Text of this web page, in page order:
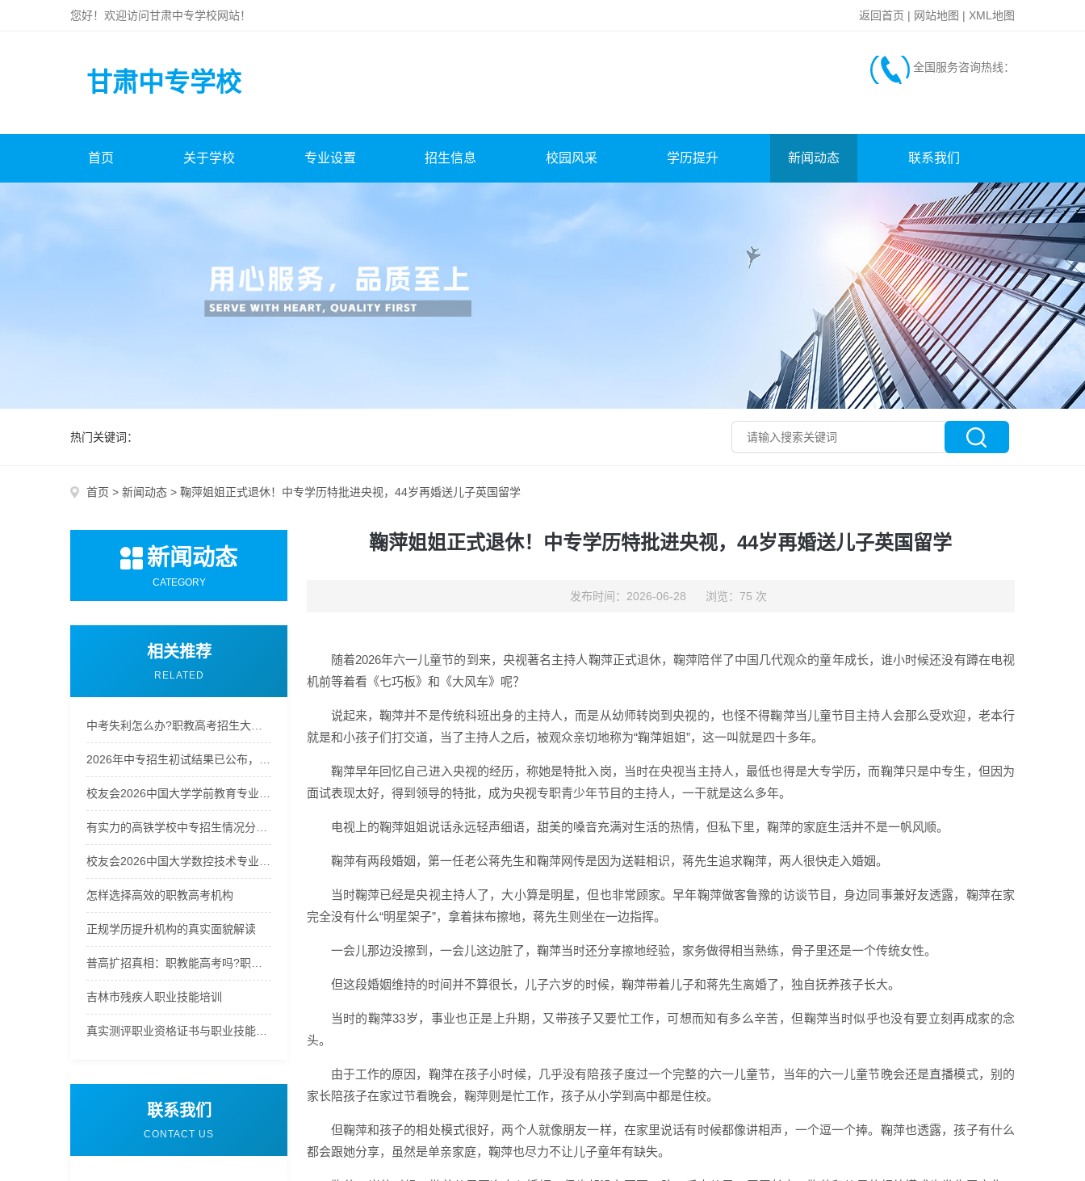
您好！欢迎访问甘肃中专学校网站！ 返回首页 | 网站地图 | XML地图
甘肃中专学校
全国服务咨询热线：
首页 关于学校 专业设置 招生信息 校园风采 学历提升 新闻动态 联系我们
热门关键词：
首页 > 新闻动态 > 鞠萍姐姐正式退休！中专学历特批进央视，44岁再婚送儿子英国留学
新闻动态
CATEGORY
相关推荐
RELATED
怎样选择高效的职教高考机构
正规学历提升机构的真实面貌解读
吉林市残疾人职业技能培训
联系我们
CONTACT US
鞠萍姐姐正式退休！中专学历特批进央视，44岁再婚送儿子英国留学
发布时间：2026-06-28 浏览：75 次
随着2026年六一儿童节的到来，央视著名主持人鞠萍正式退休，鞠萍陪伴了中国几代观众的童年成长，谁小时候还没有蹲在电视
机前等着看《七巧板》和《大风车》呢？
说起来，鞠萍并不是传统科班出身的主持人，而是从幼师转岗到央视的，也怪不得鞠萍当儿童节目主持人会那么受欢迎，老本行
就是和小孩子们打交道，当了主持人之后，被观众亲切地称为“鞠萍姐姐”，这一叫就是四十多年。
鞠萍早年回忆自己进入央视的经历，称她是特批入岗，当时在央视当主持人，最低也得是大专学历，而鞠萍只是中专生，但因为
面试表现太好，得到领导的特批，成为央视专职青少年节目的主持人，一干就是这么多年。
电视上的鞠萍姐姐说话永远轻声细语，甜美的嗓音充满对生活的热情，但私下里，鞠萍的家庭生活并不是一帆风顺。
鞠萍有两段婚姻，第一任老公蒋先生和鞠萍网传是因为送鞋相识，蒋先生追求鞠萍，两人很快走入婚姻。
当时鞠萍已经是央视主持人了，大小算是明星，但也非常顾家。早年鞠萍做客鲁豫的访谈节目，身边同事兼好友透露，鞠萍在家
完全没有什么“明星架子”，拿着抹布擦地，蒋先生则坐在一边指挥。
一会儿那边没擦到，一会儿这边脏了，鞠萍当时还分享擦地经验，家务做得相当熟练，骨子里还是一个传统女性。
但这段婚姻维持的时间并不算很长，儿子六岁的时候，鞠萍带着儿子和蒋先生离婚了，独自抚养孩子长大。
当时的鞠萍33岁，事业也正是上升期，又带孩子又要忙工作，可想而知有多么辛苦，但鞠萍当时似乎也没有要立刻再成家的念
头。
由于工作的原因，鞠萍在孩子小时候，几乎没有陪孩子度过一个完整的六一儿童节，当年的六一儿童节晚会还是直播模式，别的
家长陪孩子在家过节看晚会，鞠萍则是忙工作，孩子从小学到高中都是住校。
但鞠萍和孩子的相处模式很好，两个人就像朋友一样，在家里说话有时候都像讲相声，一个逗一个捧。鞠萍也透露，孩子有什么
都会跟她分享，虽然是单亲家庭，鞠萍也尽力不让儿子童年有缺失。